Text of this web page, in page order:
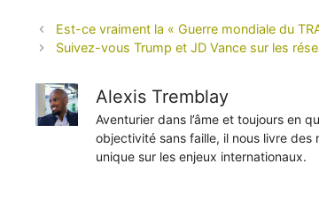
Est-ce vraiment la « Guerre mondiale du
Suivez-vous Trump et JD Vance sur les
Alexis Tremblay
Aventurier dans l’âme et toujours en
objectivité sans faille, il nous livre
unique sur les enjeux internationaux.